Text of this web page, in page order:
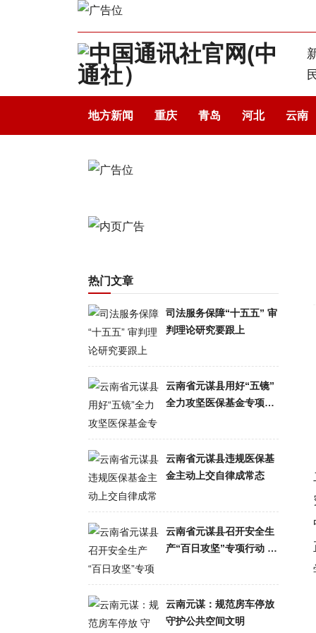
地方新闻 重庆 青岛 河北 云南
热门文章
司法服务保障“十五五” 审
判理论研究要跟上
云南省元谋县用好“五镜”
全力攻坚医保基金专项整
云南省元谋县违规医保基
金主动上交自律成常态
云南省元谋县召开安全生
产“百日攻坚”专项行动 暨
作调度会议
云南元谋：规范房车停放
守护公共空间文明